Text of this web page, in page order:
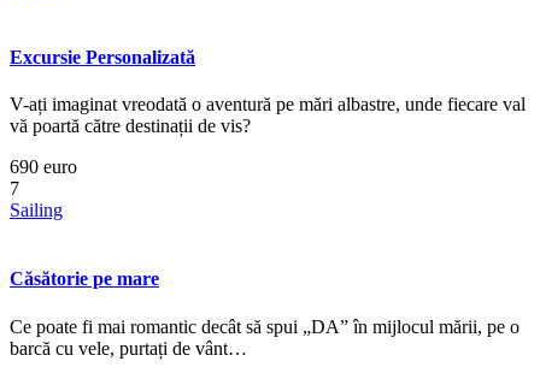
Excursie Personalizată
V-ați imaginat vreodată o aventură pe mări albastre, unde fiecare val
vă poartă către destinații de vis?
690 euro
7
Sailing
Căsătorie pe mare
Ce poate fi mai romantic decât să spui „DA” în mijlocul mării, pe o
barcă cu vele, purtați de vânt…